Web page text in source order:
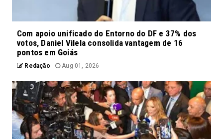
Com apoio unificado do Entorno do DF e 37% dos
votos, Daniel Vilela consolida vantagem de 16
pontos em Goiás
Redação Aug 01, 2026